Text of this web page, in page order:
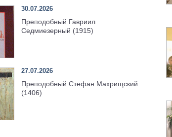
30.07.2026
Преподобный Гавриил
Седмиезерный (1915)
27.07.2026
Преподобный Стефан Махрищский
(1406)